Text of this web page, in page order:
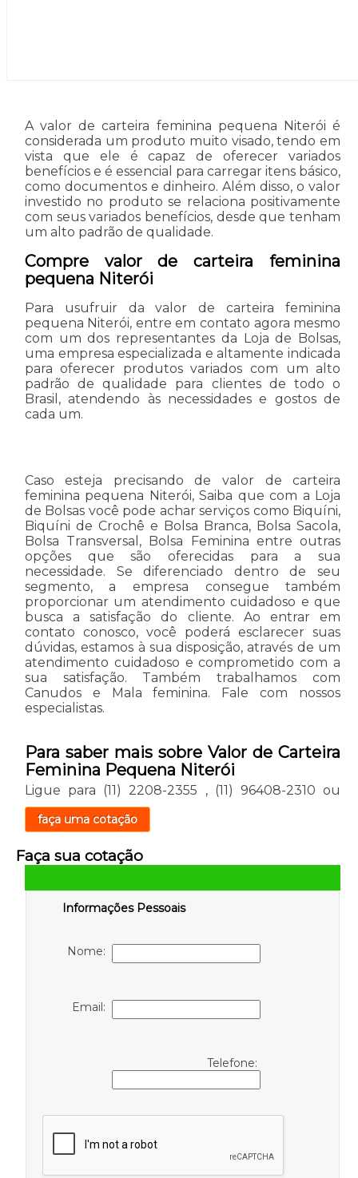
A valor de carteira feminina pequena Niterói é
considerada um produto muito visado, tendo em
vista que ele é capaz de oferecer variados
benefícios e é essencial para carregar itens básico,
como documentos e dinheiro. Além disso, o valor
investido no produto se relaciona positivamente
com seus variados benefícios, desde que tenham
um alto padrão de qualidade.
Compre valor de carteira feminina
pequena Niterói
Para usufruir da valor de carteira feminina
pequena Niterói, entre em contato agora mesmo
com um dos representantes da Loja de Bolsas,
uma empresa especializada e altamente indicada
para oferecer produtos variados com um alto
padrão de qualidade para clientes de todo o
Brasil, atendendo às necessidades e gostos de
cada um.
Caso esteja precisando de valor de carteira
feminina pequena Niterói, Saiba que com a Loja
de Bolsas você pode achar serviços como Biquíni,
Biquíni de Crochê e Bolsa Branca, Bolsa Sacola,
Bolsa Transversal, Bolsa Feminina entre outras
opções que são oferecidas para a sua
necessidade. Se diferenciado dentro de seu
segmento, a empresa consegue também
proporcionar um atendimento cuidadoso e que
busca a satisfação do cliente. Ao entrar em
contato conosco, você poderá esclarecer suas
dúvidas, estamos à sua disposição, através de um
atendimento cuidadoso e comprometido com a
sua satisfação. Também trabalhamos com
Canudos e Mala feminina. Fale com nossos
especialistas.
Para saber mais sobre Valor de Carteira
Feminina Pequena Niterói
Ligue para (11) 2208-2355 , (11) 96408-2310 ou
faça uma cotação
Faça sua cotação
Informações Pessoais
Nome:
Email:
Telefone: